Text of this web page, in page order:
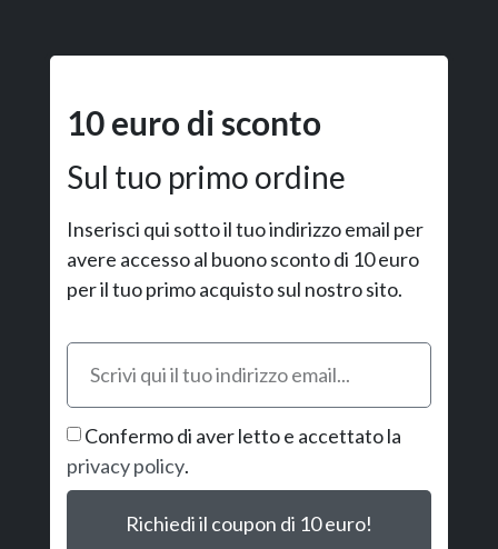
10 euro di sconto
Sul tuo primo ordine
Inserisci qui sotto il tuo indirizzo email per
avere accesso al buono sconto di 10 euro
per il tuo primo acquisto sul nostro sito.
Confermo di aver letto e accettato la
privacy policy.
Richiedi il coupon di 10 euro!